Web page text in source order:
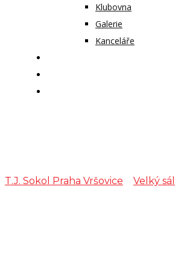
Klubovna
Galerie
Kanceláře
T.J. Sokol Praha Vršovice Velký sál